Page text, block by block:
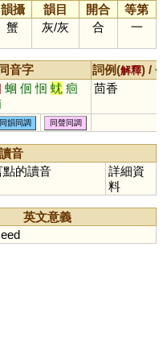
韻攝 韻目 開合
等第
蟹 灰/灰 合 一
同音字 詞例(解釋) /
蛔 佪 恛 蚘 痐
茴香
同韻同調 同聲同調
音
點的讀音
詳細資
料
英文意義